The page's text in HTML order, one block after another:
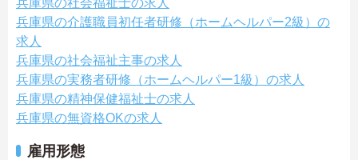
兵庫県の介護職員初任者研修（ホームヘルパー2級）の
求人
兵庫県の社会福祉主事の求人
兵庫県の実務者研修（ホームヘルパー1級）の求人
兵庫県の精神保健福祉士の求人
兵庫県の無資格OKの求人
雇用形態